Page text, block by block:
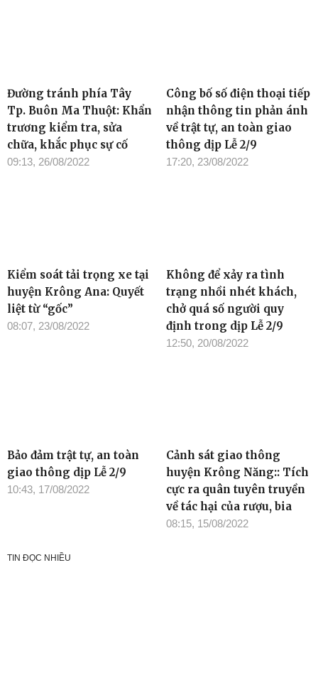
Đường tránh phía Tây
Tp. Buôn Ma Thuột: Khẩn
trương kiểm tra, sửa
chữa, khắc phục sự cố
09:13, 26/08/2022
Công bố số điện thoại tiếp
nhận thông tin phản ánh
về trật tự, an toàn giao
thông dịp Lễ 2/9
17:20, 23/08/2022
Kiểm soát tải trọng xe tại
huyện Krông Ana: Quyết
liệt từ “gốc”
08:07, 23/08/2022
Không để xảy ra tình
trạng nhồi nhét khách,
chở quá số người quy
định trong dịp Lễ 2/9
12:50, 20/08/2022
Bảo đảm trật tự, an toàn
giao thông dịp Lễ 2/9
10:43, 17/08/2022
Cảnh sát giao thông
huyện Krông Năng:: Tích
cực ra quân tuyên truyền
về tác hại của rượu, bia
08:15, 15/08/2022
TIN ĐỌC NHIỀU